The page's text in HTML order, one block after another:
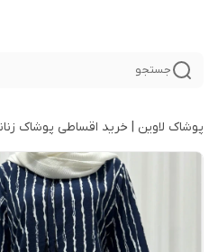
جستجو
پوشاک لاوین | خرید اقساطی پوشاک